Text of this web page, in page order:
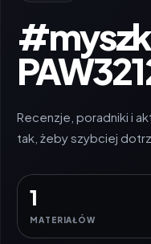
Recenzje, poradniki i
tak, żeby szybciej
1
MATERIAŁÓW